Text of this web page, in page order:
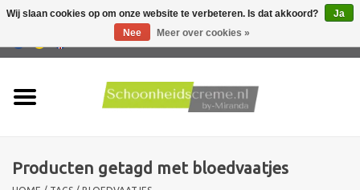
Producten
Producten getagd met bloedvaatjes
Wij slaan cookies op om onze website te verbeteren. Is dat akkoord?
Ja
Nee
Meer over cookies »